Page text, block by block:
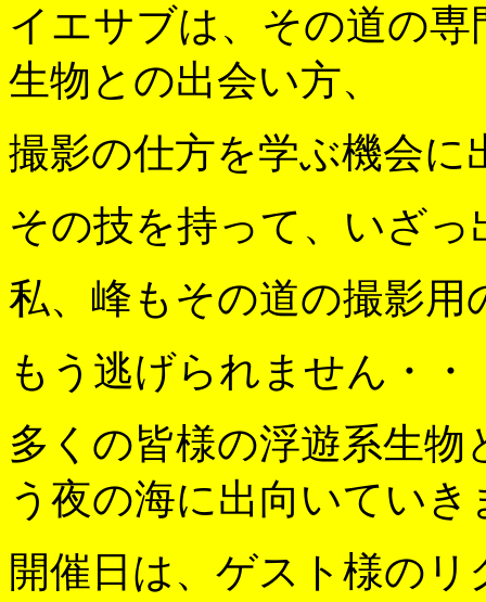
イエサブは、その道の
生物との出会い方、
撮影の仕方を学ぶ機会
その技を持って、いざっ
私、峰もその道の撮影
もう逃げられません・・
多くの皆様の浮遊系生
う夜の海に出向いていき
開催日は、ゲスト様の